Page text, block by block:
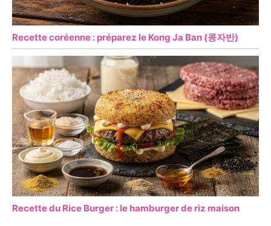
Recette coréenne : préparez le Kong Ja Ban (콩자반)
Recette du Rice Burger : le hamburger de riz maison